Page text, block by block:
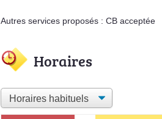
Autres services proposés : CB acceptée
Horaires